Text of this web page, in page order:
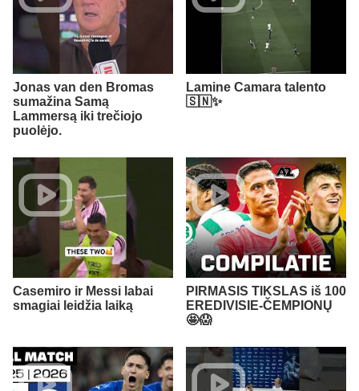
Jonas van den Bromas
sumažina Samą
Lammersą iki trečiojo
puolėjo.
Lamine Camara talento
🇸🇳✨
Casemiro ir Messi labai
smagiai leidžia laiką
PIRMASIS TIKSLAS iš 100
EREDIVISIE-ČEMPIONŲ
🤩😱